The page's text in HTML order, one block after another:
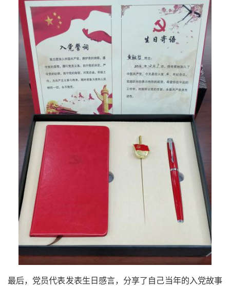
最后，党员代表发表生日感言，分享了自己当年的入党故事